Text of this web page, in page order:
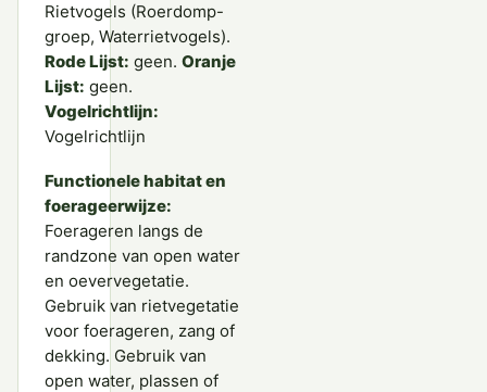
Rietvogels (Roerdomp-
groep, Waterrietvogels).
Rode Lijst: geen. Oranje
Lijst: geen.
Vogelrichtlijn:
Vogelrichtlijn
Functionele habitat en
foerageerwijze:
Foerageren langs de
randzone van open water
en oevervegetatie.
Gebruik van rietvegetatie
voor foerageren, zang of
dekking. Gebruik van
open water, plassen of